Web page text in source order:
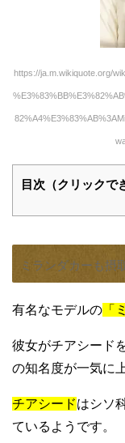
https://ja.m.wikiquote.org/
目次（クリックで
ミランダカーも摂
有名なモデルの 「
彼女がチアシード
の知名度が一気に
チアシードはシソ
ているようです。